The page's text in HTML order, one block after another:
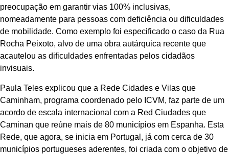
preocupação em garantir vias 100% inclusivas,
nomeadamente para pessoas com deficiência ou dificuldades
de mobilidade. Como exemplo foi especificado o caso da Rua
Rocha Peixoto, alvo de uma obra autárquica recente que
acautelou as dificuldades enfrentadas pelos cidadãos
invisuais.
Paula Teles explicou que a Rede Cidades e Vilas que
Caminham, programa coordenado pelo ICVM, faz parte de um
acordo de escala internacional com a Red Ciudades que
Caminan que reúne mais de 80 municípios em Espanha. Esta
Rede, que agora, se inicia em Portugal, já com cerca de 30
municípios portugueses aderentes, foi criada com o objetivo de